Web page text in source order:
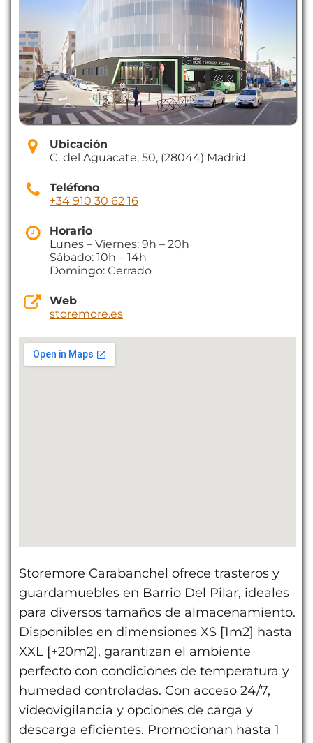
Ubicación
C. del Aguacate, 50, (28044) Madrid
Teléfono
+34 910 30 62 16
Horario
Lunes – Viernes: 9h – 20h
Sábado: 10h – 14h
Domingo: Cerrado
Web
storemore.es
Storemore Carabanchel ofrece trasteros y
guardamuebles en Barrio Del Pilar, ideales
para diversos tamaños de almacenamiento.
Disponibles en dimensiones XS [1m2] hasta
XXL [+20m2], garantizan el ambiente
perfecto con condiciones de temperatura y
humedad controladas. Con acceso 24/7,
videovigilancia y opciones de carga y
descarga eficientes. Promocionan hasta 1